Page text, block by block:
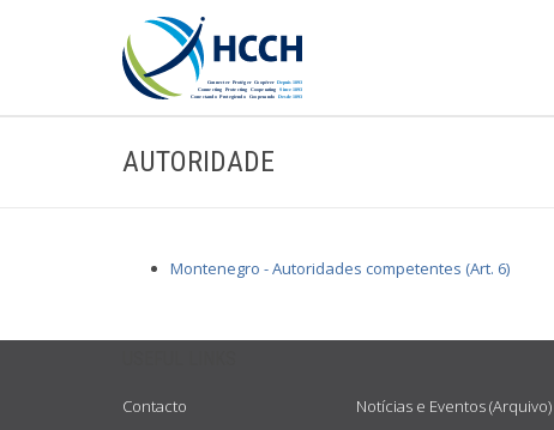
AUTORIDADE
Montenegro - Autoridades competentes (Art. 6)
Contacto
Notícias e Eventos (Arquivo)